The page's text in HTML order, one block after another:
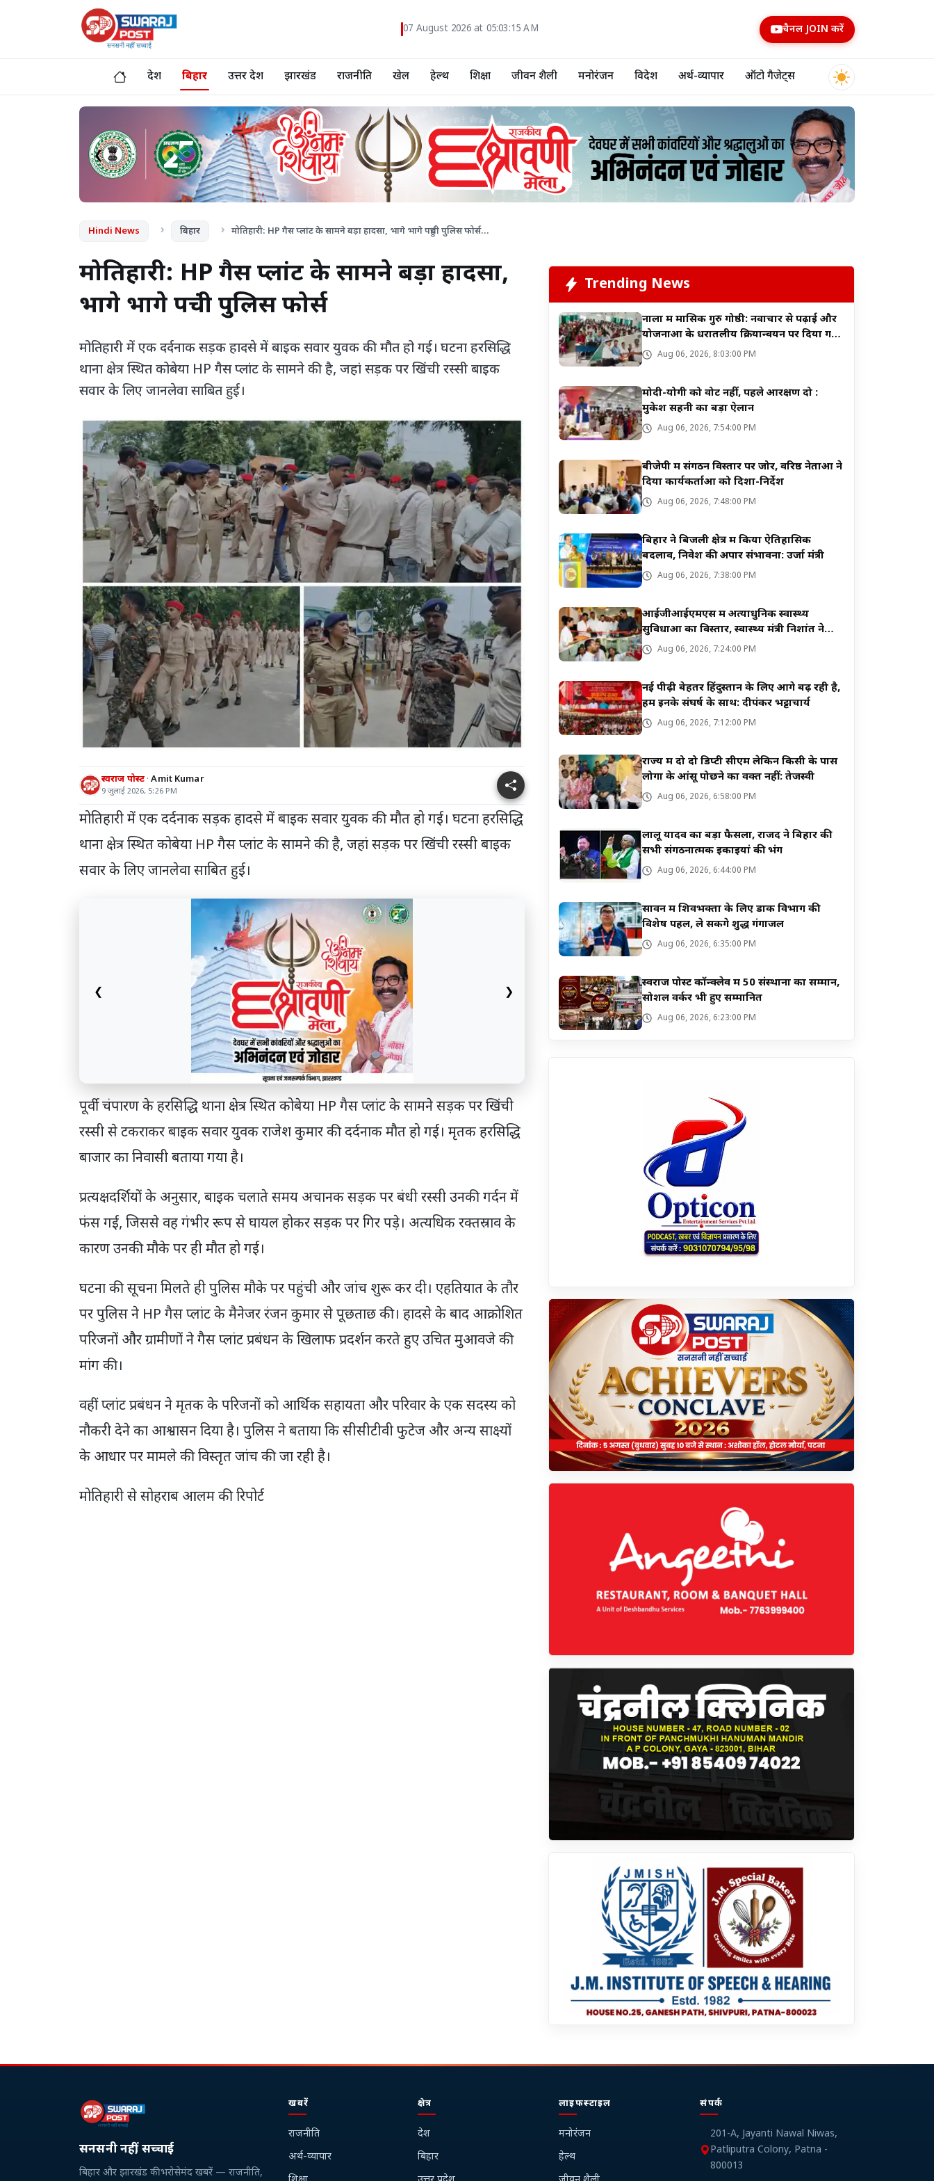
07 August 2026 at 05:03:16 AM चैनल JOIN करें
देश बिहार उत्तर प्रदेश झारखंड राजनीति खेल हेल्थ शिक्षा जीवन शैली मनोरंजन विदेश अर्थ-व्यापार ऑटो गैजेट्स
❮ ❯
Hindi News बिहार मोतिहारी: HP गैस प्लांट के सामने बड़ा हादसा, भागे भागे पहुंची पुलिस फोर्स...
मोतिहारी: HP गैस प्लांट के सामने बड़ा हादसा,
भागे भागे पहुंची पुलिस फोर्स
मोतिहारी में एक दर्दनाक सड़क हादसे में बाइक सवार युवक की मौत हो गई। घटना हरसिद्धि
थाना क्षेत्र स्थित कोबेया HP गैस प्लांट के सामने की है, जहां सड़क पर खिंची रस्सी बाइक
सवार के लिए जानलेवा साबित हुई।
स्वराज पोस्ट Amit Kumar
9 जुलाई 2026, 5:26 PM
मोतिहारी में एक दर्दनाक सड़क हादसे में बाइक सवार युवक की मौत हो गई। घटना हरसिद्धि
थाना क्षेत्र स्थित कोबेया HP गैस प्लांट के सामने की है, जहां सड़क पर खिंची रस्सी बाइक
सवार के लिए जानलेवा साबित हुई।
❮ ❯
पूर्वी चंपारण के हरसिद्धि थाना क्षेत्र स्थित कोबेया HP गैस प्लांट के सामने सड़क पर खिंची
रस्सी से टकराकर बाइक सवार युवक राजेश कुमार की दर्दनाक मौत हो गई। मृतक हरसिद्धि
बाजार का निवासी बताया गया है।
प्रत्यक्षदर्शियों के अनुसार, बाइक चलाते समय अचानक सड़क पर बंधी रस्सी उनकी गर्दन में
फंस गई, जिससे वह गंभीर रूप से घायल होकर सड़क पर गिर पड़े। अत्यधिक रक्तस्राव के
कारण उनकी मौके पर ही मौत हो गई।
घटना की सूचना मिलते ही पुलिस मौके पर पहुंची और जांच शुरू कर दी। एहतियात के तौर
पर पुलिस ने HP गैस प्लांट के मैनेजर रंजन कुमार से पूछताछ की। हादसे के बाद आक्रोशित
परिजनों और ग्रामीणों ने गैस प्लांट प्रबंधन के खिलाफ प्रदर्शन करते हुए उचित मुआवजे की
मांग की।
वहीं प्लांट प्रबंधन ने मृतक के परिजनों को आर्थिक सहायता और परिवार के एक सदस्य को
नौकरी देने का आश्वासन दिया है। पुलिस ने बताया कि सीसीटीवी फुटेज और अन्य साक्ष्यों
के आधार पर मामले की विस्तृत जांच की जा रही है।
मोतिहारी से सोहराब आलम की रिपोर्ट
Trending News
नाला में मासिक गुरु गोष्ठी: नवाचार से पढ़ाई और
योजनाओं के धरातलीय क्रियान्वयन पर दिया गया
जोरAug 06, 2026, 8:03:00 PM
मोदी-योगी को वोट नहीं, पहले आरक्षण दो :
मुकेश सहनी का बड़ा ऐलान
Aug 06, 2026, 7:54:00 PM
बीजेपी में संगठन विस्तार पर जोर, वरिष्ठ नेताओं ने
दिया कार्यकर्ताओं को दिशा-निर्देश
Aug 06, 2026, 7:48:00 PM
बिहार ने बिजली क्षेत्र में किया ऐतिहासिक
बदलाव, निवेश की अपार संभावना: उर्जा मंत्री
Aug 06, 2026, 7:38:00 PM
आईजीआईएमएस में अत्याधुनिक स्वास्थ्य
सुविधाओं का विस्तार, स्वास्थ्य मंत्री निशांत ने
किया उद्घाटन
Aug 06, 2026, 7:24:00 PM
नई पीढ़ी बेहतर हिंदुस्तान के लिए आगे बढ़ रही है,
हम इनके संघर्ष के साथ: दीपंकर भट्टाचार्य
Aug 06, 2026, 7:12:00 PM
राज्य में दो दो डिप्टी सीएम लेकिन किसी के पास
लोगों के आंसू पोछने का वक्त नहीं: तेजस्वी
Aug 06, 2026, 6:58:00 PM
लालू यादव का बड़ा फैसला, राजद ने बिहार की
सभी संगठनात्मक इकाइयां की भंग
Aug 06, 2026, 6:44:00 PM
सावन में शिवभक्तों के लिए डाक विभाग की
विशेष पहल, ले सकेंगे शुद्ध गंगाजल
Aug 06, 2026, 6:35:00 PM
स्वराज पोस्ट कॉन्क्लेव में 50 संस्थानों का सम्मान,
सोशल वर्कर भी हुए सम्मानित
Aug 06, 2026, 6:23:00 PM
सनसनी नहीं, सच्चाई
बिहार और झारखंड की भरोसेमंद खबरें — राजनीति,
खबरें
राजनीति
अर्थ-व्यापार
क्षेत्र
देश
बिहार
लाइफस्टाइल
मनोरंजन
हेल्थ
संपर्क
201-A, Jayanti Nawal Niwas,
Patliputra Colony, Patna -
800013